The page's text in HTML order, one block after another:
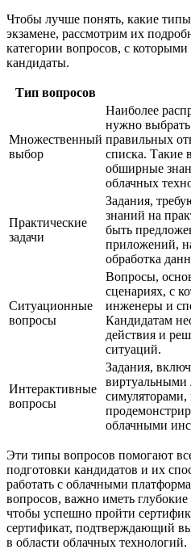
Чтобы лучше понять, какие
экзамене, рассмотрим их
категории вопросов, с которыми
кандидаты.
Тип вопросов
Множественный
выбор
Наиболее
нужно
правильных
списка. Такие
обширные
облачных
Практические
задачи
Задания,
знаний на
быть
приложений,
обработка
Ситуационные
вопросы
Вопросы,
сценариях, с
инженеры и
Кандидатам
действия и
ситуаций.
Интерактивные
вопросы
Задания,
виртуальными
симуляторами,
облачными
Эти типы вопросов помогают
подготовки кандидатов и их
работать с облачными
вопросов, важно иметь
чтобы успешно пройти
сертификат, подтверждающий
в области облачных технологий.